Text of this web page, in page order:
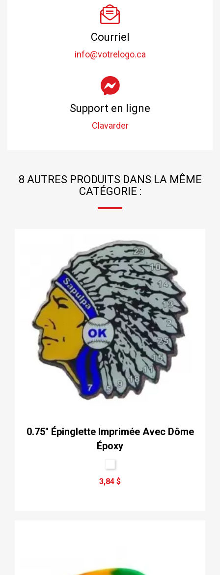
Courriel
info@votrelogo.ca
Support en ligne
Clavarder
8 AUTRES PRODUITS DANS LA MÊME
CATÉGORIE :
0.75'' Épinglette Imprimée Avec Dôme
Époxy
3,84 $